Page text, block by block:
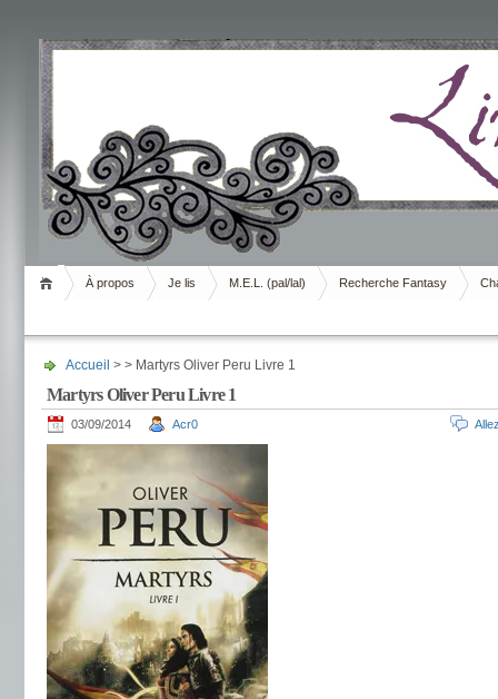
Livrement
À propos Je lis M.E.L. (pal/lal) Recherche Fantasy
Accueil > > Martyrs Oliver Peru Livre 1
Martyrs Oliver Peru Livre 1
03/09/2014 Acr0